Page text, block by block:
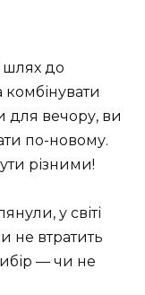
до
для вечору, ви
по-новому.
різними!
у світі
не втратить
— чи не